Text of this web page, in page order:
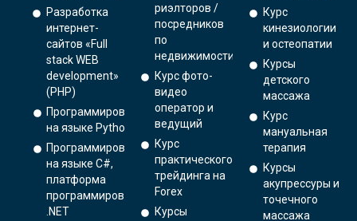
Разработка
интернет-
сайтов «Full
stack WEB
development»
(PHP)
Программирование
на языке Python.
Программирование
на языке C#,
платформа
программирования
.NET
риэлторов /
посредников
по
недвижимости
Курс фото-
видео
оператор и
ведущий
Курс
практического
трейдинга на
Forex
Курсы
Курс
кинезиологии
и остеопатии
Курсы
детского
массажа
Курс
мануальная
терапия
Курсы
акупрессуры и
точечного
массажа